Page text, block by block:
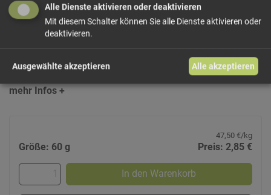
und ideal für klare Brühen und herzhafte Gerichte.
Zutaten:
Mais), pflanzliche Fette (Sonnenblumenöl*),
Fleischextrakt*, Laktose*, Zucker*, getrocknetes Gemüse...
mehr Infos +
47,50 €/kg
Größe: 60 g Preis: 2,85 €
In den Warenkorb
Alle Dienste aktivieren oder deaktivieren
Mit diesem Schalter können Sie alle Dienste aktivieren oder
deaktivieren.
Ausgewählte akzeptieren Alle akzeptieren